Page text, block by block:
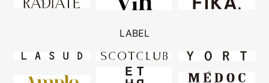
LABEL